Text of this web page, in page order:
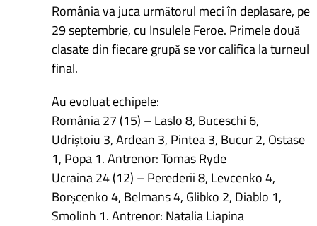
România va juca următorul meci în deplasare, pe
29 septembrie, cu Insulele Feroe. Primele două
clasate din fiecare grupă se vor califica la turneul
final.
Au evoluat echipele:
România 27 (15) – Laslo 8, Buceschi 6,
Udriștoiu 3, Ardean 3, Pintea 3, Bucur 2, Ostase
1, Popa 1. Antrenor: Tomas Ryde
Ucraina 24 (12) – Perederii 8, Levcenko 4,
Borșcenko 4, Belmans 4, Glibko 2, Diablo 1,
Smolinh 1. Antrenor: Natalia Liapina